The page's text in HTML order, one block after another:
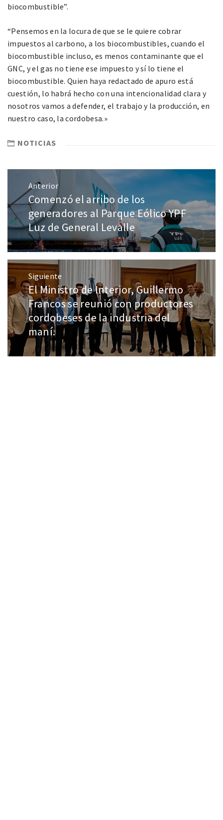
biocombustible”.
“Pensemos en la locura de que se le quiere cobrar
impuestos al carbono, a los biocombustibles, cuando el
biocombustible incluso, es menos contaminante que el
GNC, y el gas no tiene ese impuesto y sí lo tiene el
biocombustible. Quien haya redactado de apuro está
cuestión, lo habrá hecho con una intencionalidad clara y
nosotros vamos a defender, el trabajo y la producción, en
nuestro caso, la cordobesa.»
NOTICIAS
Anterior
Comenzó el arribo de los
generadores al Parque Eólico YPF
Luz de General Levalle
Siguiente
El Ministro de Interior, Guillermo
Francos se reunió con productores
cordobeses de la industria del
maní.